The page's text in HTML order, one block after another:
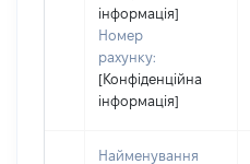
інформація]
Номер
рахунку:
[Конфіденційна
інформація]
Найменування